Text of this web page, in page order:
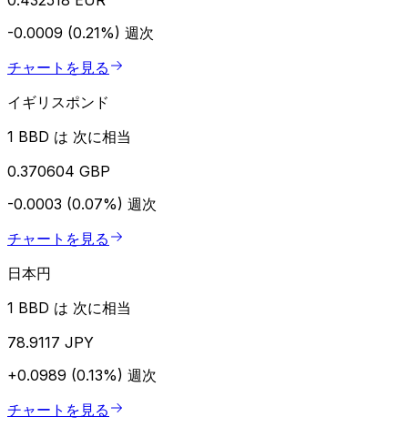
-0.0009 (0.21%) 週次
チャートを見る
イギリスポンド
1 BBD は 次に相当
0.370604 GBP
-0.0003 (0.07%) 週次
チャートを見る
日本円
1 BBD は 次に相当
78.9117 JPY
+0.0989 (0.13%) 週次
チャートを見る